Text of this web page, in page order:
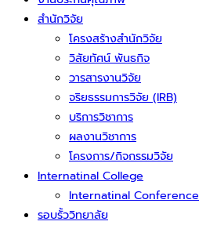
สำนักวิจัย
โครงสร้างสำนักวิจัย
วิสัยทัศน์ พันธกิจ
วารสารงานวิจัย
จริยธรรมการวิจัย (IRB)
บริการวิชาการ
ผลงานวิชาการ
โครงการ/กิจกรรมวิจัย
Internatinal College
Internatinal Conference
รอบรั้ววิทยาลัย